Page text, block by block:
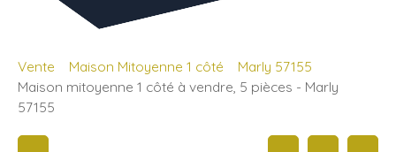
Vente Maison Mitoyenne 1 côté
Marly 57155
Maison mitoyenne 1 côté à vendre, 5 pièces - Marly
57155